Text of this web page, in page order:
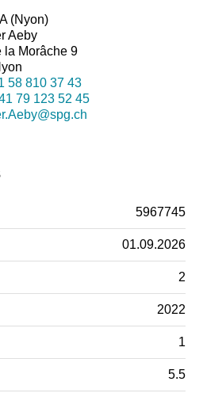
(Nyon)
Aeby
la Morâche 9
58 810 37 43
79 123 52 45
5967745
01.09.2026
2
2022
1
5.5